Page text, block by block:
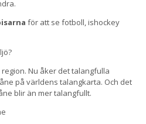
för att se fotboll, ishockey
Nu åker det talangfulla
på världens talangkarta. Och det
blir än mer talangfullt.